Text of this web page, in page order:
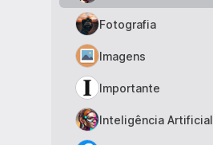
Fotografia
Imagens
Importante
Inteligência Artificial